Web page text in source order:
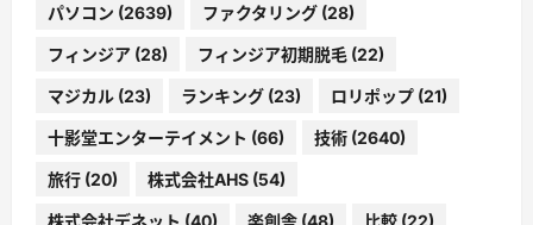
パソコン (2639) ファクタリング (28)
フィンジア (28) フィンジア初期脱毛 (22)
マジカル (23) ランキング (23) ロリポップ (21)
十影堂エンターテイメント (66) 技術 (2640)
旅行 (20) 株式会社AHS (54)
株式会社デネット (40) 楽創舎 (48) 比較 (22)